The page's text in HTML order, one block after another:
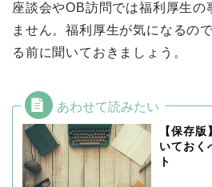
座談会やOB訪問では福利厚生の
ません。福利厚生が気になるの
る前に聞いておきましょう。
【保存
いておく
ト